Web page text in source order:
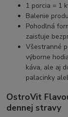
1 porcia = 1
Balenie
Pohodlná
zaisťuje
Všestranné
výborne
káva, ale aj
palacinky
OstroVit
dennej stravy